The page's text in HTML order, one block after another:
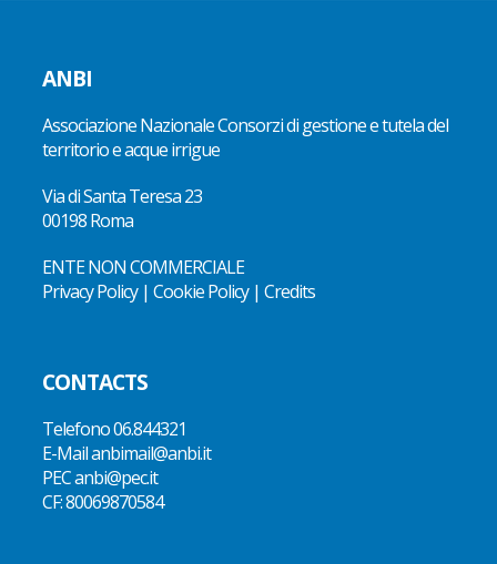
ANBI
Associazione Nazionale Consorzi di gestione e tutela del
territorio e acque irrigue
Via di Santa Teresa 23
00198 Roma
ENTE NON COMMERCIALE
Privacy Policy| Cookie Policy| Credits
CONTACTS
Telefono06.844321
E-Mailanbimail@anbi.it
PEC anbi@pec.it
CF:80069870584